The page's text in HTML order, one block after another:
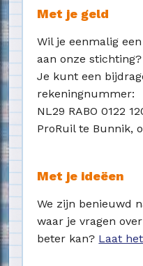
Met je geld
Wil je eenmalig
aan onze stichting?
Je kunt een
rekeningnummer:
NL29 RABO 0122
ProRuil te Bunnik,
Met je ideëen
We zijn benieuwd
waar je vragen
beter kan? Laat